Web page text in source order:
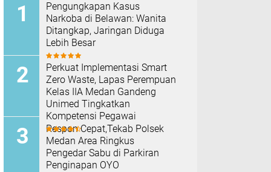
Pengungkapan Kasus
Narkoba di Belawan: Wanita
Ditangkap, Jaringan Diduga
Lebih Besar
Perkuat Implementasi Smart
Zero Waste, Lapas Perempuan
Kelas IIA Medan Gandeng
Unimed Tingkatkan
Kompetensi Pegawai
Respon Cepat,Tekab Polsek
Medan Area Ringkus
Pengedar Sabu di Parkiran
Penginapan OYO